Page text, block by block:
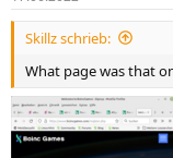
Skillz schrieb:
What page was that